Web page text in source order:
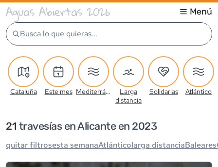
Aguas Abiertas 2026 Menú
Busca lo que quieras...
Cataluña Este mes Mediterráneo
Larga
distancia
Solidarias Atlántico
21 travesías en Alicante en 2023
quitar filtrosesta semanaAtlánticolarga distanciaBaleares